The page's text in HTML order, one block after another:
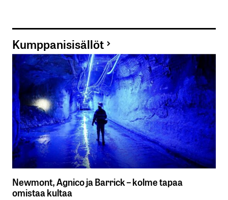
Kumppanisisällöt
Newmont, Agnico ja Barrick – kolme tapaa
omistaa kultaa